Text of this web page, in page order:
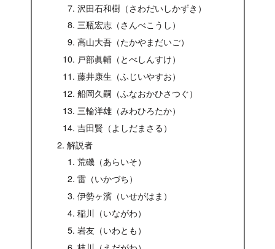
沢田石和樹（さわだいしかずき）
三瓶宏志（さんべこうし）
高山大吾（たかやまだいご）
戸部眞輔（とべしんすけ）
藤井康生（ふじいやすお）
船岡久嗣（ふなおかひさつぐ）
三輪洋雄（みわひろたか）
吉田賢（よしだまさる）
解説者
荒磯（あらいそ）
雷（いかづち）
伊勢ヶ濱（いせがはま）
稲川（いながわ）
岩友（いわとも）